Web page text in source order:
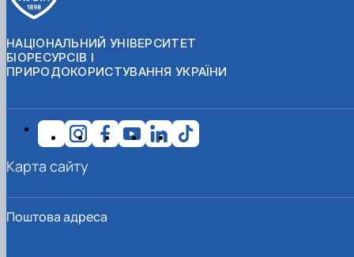
НАЦІОНАЛЬНИЙ УНІВЕРСИТЕТ
БІОРЕСУРСІВ І
ПРИРОДОКОРИСТУВАННЯ УКРАЇНИ
Поштова адреса
Карта сайту